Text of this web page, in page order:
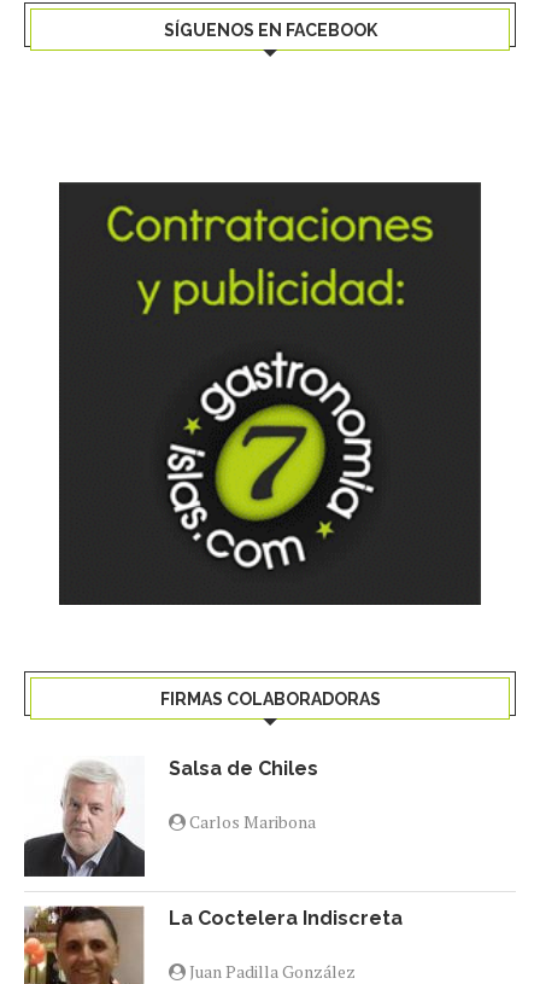
SÍGUENOS EN FACEBOOK
FIRMAS COLABORADORAS
Salsa de Chiles
Carlos Maribona
La Coctelera Indiscreta
Juan Padilla González